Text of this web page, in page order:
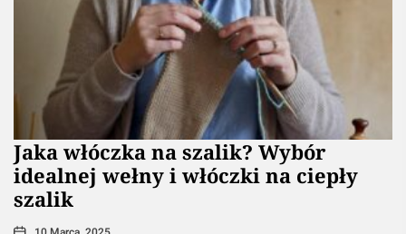
Jaka włóczka na szalik? Wybór
idealnej wełny i włóczki na ciepły
szalik